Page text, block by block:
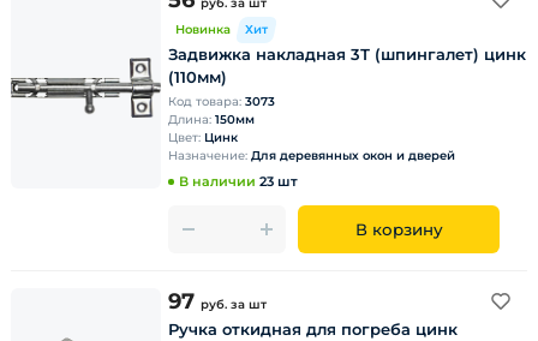
Новинка
Хит
Задвижка накладная 3Т (шпингалет) цинк
(110мм)
Код товара: 3073
Длина: 150мм
Цвет: Цинк
Назначение: Для деревянных окон и дверей
В наличии 23 шт
В корзину
97 руб. за шт
Ручка откидная для погреба цинк